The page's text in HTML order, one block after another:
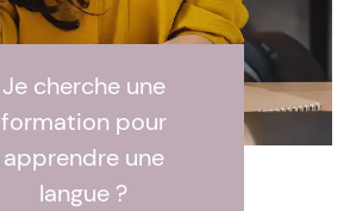
Je cherche une
formation pour
apprendre une
langue ?